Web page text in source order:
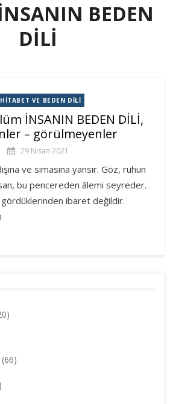
BEDEN
DILI
HITABET VE BEDEN DILI
İNSANIN BEDEN DİLİ,
– görülmeyenler
29 Nisan 2021
ve simasına yansır. Göz, ruhun
bu pencereden âlemi seyreder.
gördüklerinden ibaret değildir.
(66)